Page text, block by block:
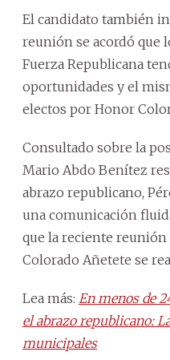
El candidato también
reunión se acordó que
Fuerza Republicana
oportunidades y el
electos por Honor
Consultado sobre la
Mario Abdo Benítez
abrazo republicano,
una comunicación
que la reciente
Colorado Añetete se
Lea más: En menos de
el abrazo republicano:
municipales